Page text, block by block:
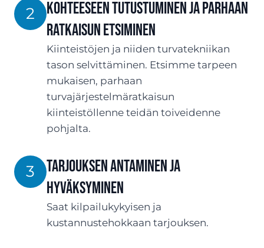
2
Kohteeseen tutustuminen ja parhaan
ratkaisun etsiminen
Kiinteistöjen ja niiden turvatekniikan
tason selvittäminen. Etsimme tarpeen
mukaisen, parhaan
turvajärjestelmäratkaisun
kiinteistöllenne teidän toiveidenne
pohjalta.
3
TARJOUksen antaminen ja
hyväksyminen
Saat kilpailukykyisen ja
kustannustehokkaan tarjouksen.